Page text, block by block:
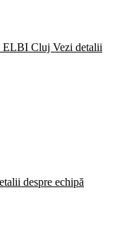
ELBI Cluj Vezi detalii
despre echipă